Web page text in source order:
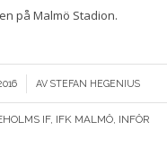
på Malmö Stadion.
AV STEFAN HEGENIUS
IF, IFK MALMÖ, INFÖR